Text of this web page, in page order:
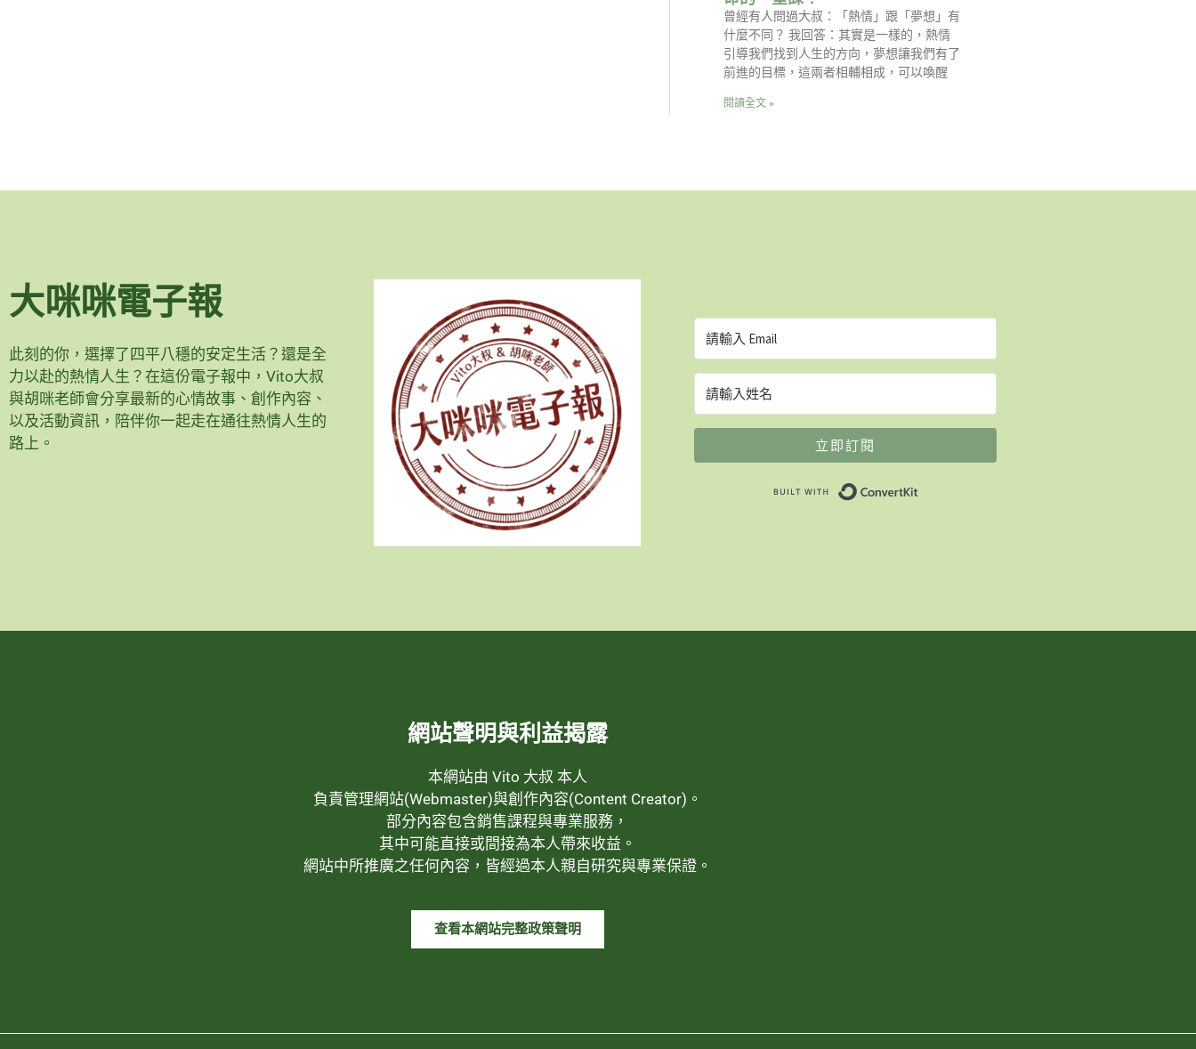
曾經有人問過大叔：「熱情」跟「夢想」有
什麼不同？ 我回答：其實是一樣的，熱情
引導我們找到人生的方向，夢想讓我們有了
前進的目標，這兩者相輔相成，可以喚醒
閱讀全文 »
大咪咪電子報
此刻的你，選擇了四平八穩的安定生活？還是全
力以赴的熱情人生？在這份電子報中，Vito大叔
與胡咪老師會分享最新的心情故事、創作內容、
以及活動資訊，陪伴你一起走在通往熱情人生的
路上。
立即訂閱
網站聲明與利益揭露
本網站由 Vito 大叔 本人
負責管理網站(Webmaster)與創作內容(Content Creator)。
部分內容包含銷售課程與專業服務，
其中可能直接或間接為本人帶來收益。
網站中所推廣之任何內容，皆經過本人親自研究與專業保證。
查看本網站完整政策聲明